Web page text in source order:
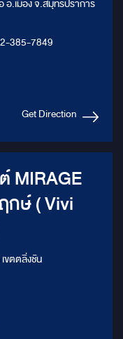
อ.เมือง จ.สมุทรปราการ
385-7849
Get Direction
MIRAGE
ขตตลิ่งชัน